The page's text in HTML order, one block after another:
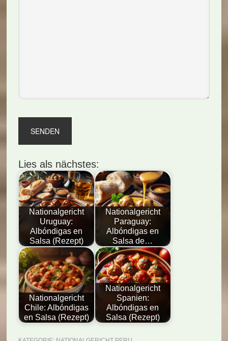
Lies als nächstes:
Nationalgericht
Uruguay:
Albóndigas en
Salsa (Rezept)
Nationalgericht
Paraguay:
Albóndigas en
Salsa de…
Nationalgericht
Chile: Albóndigas
en Salsa (Rezept)
Nationalgericht
Spanien:
Albóndigas en
Salsa (Rezept)